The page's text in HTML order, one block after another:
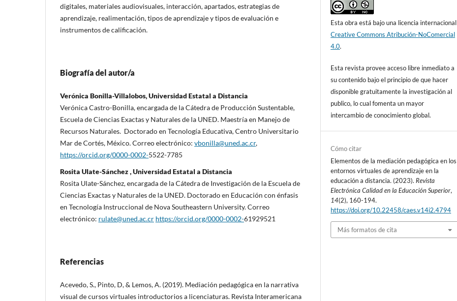
digitales, materiales audiovisuales, interacción, apartados, estrategias de
aprendizaje, realimentación, tipos de aprendizaje y tipos de evaluación e
instrumentos de calificación.
Biografía del autor/a
Verónica Bonilla-Villalobos, Universidad Estatal a Distancia
Verónica Castro-Bonilla, encargada de la Cátedra de Producción Sustentable,
Escuela de Ciencias Exactas y Naturales de la UNED. Maestría en Manejo de
Recursos Naturales. Doctorado en Tecnología Educativa, Centro Universitario
Mar de Cortés, México. Correo electrónico: vbonilla@uned.ac.cr,
https://orcid.org/0000-0002-5522-7785
Rosita Ulate-Sánchez , Universidad Estatal a Distancia
Rosita Ulate-Sánchez, encargada de la Cátedra de Investigación de la Escuela de
Ciencias Exactas y Naturales de la UNED. Doctorado en Educación con énfasis
en Tecnología Instruccional de Nova Southeastern University. Correo
electrónico: rulate@uned.ac.cr https://orcid.org/0000-0002-61929521
Referencias
Acevedo, S., Pinto, D, & Lemos, A. (2019). Mediación pedagógica en la narrativa
visual de cursos virtuales introductorios a licenciaturas. Revista Interamericana
Esta obra está bajo una licencia internacional
Creative Commons Atribución-NoComercial
4.0.
Esta revista provee acceso libre inmediato a
su contenido bajo el principio de que hacer
disponible gratuitamente la investigación al
publico, lo cual fomenta un mayor
intercambio de conocimiento global.
Cómo citar
Elementos de la mediación pedagógica en los
entornos virtuales de aprendizaje en la
educación a distancia. (2023). Revista
Electrónica Calidad en la Educación Superior,
14(2), 160-194.
https://doi.org/10.22458/caes.v14i2.4794
Más formatos de cita